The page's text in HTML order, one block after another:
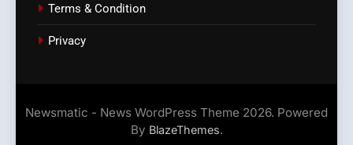
Terms & Condition
Privacy
Newsmatic - News WordPress Theme 2026. Powered
By BlazeThemes.